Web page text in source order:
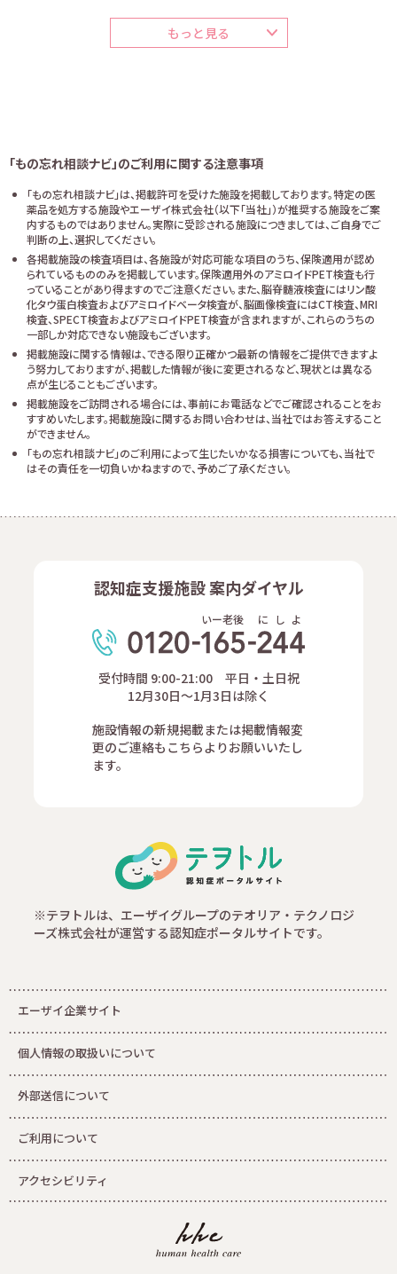
もっと見る
「もの忘れ相談ナビ」のご利用に関する注意事項
「もの忘れ相談ナビ」は、掲載許可を受けた施設を掲載しております。特定の医
薬品を処方する施設やエーザイ株式会社（以下「当社」）が推奨する施設をご案
内するものではありません。実際に受診される施設につきましては、ご自身でご
判断の上、選択してください。
各掲載施設の検査項目は、各施設が対応可能な項目のうち、保険適用が認め
られているもののみを掲載しています。保険適用外のアミロイドPET検査も行
っていることがあり得ますのでご注意ください。また、脳脊髄液検査にはリン酸
化タウ蛋白検査およびアミロイドベータ検査が、脳画像検査にはCT検査、MRI
検査、SPECT検査およびアミロイドPET検査が含まれますが、これらのうちの
一部しか対応できない施設もございます。
掲載施設に関する情報は、できる限り正確かつ最新の情報をご提供できますよ
う努力しておりますが、掲載した情報が後に変更されるなど、現状とは異なる
点が生じることもございます。
掲載施設をご訪問される場合には、事前にお電話などでご確認されることをお
すすめいたします。掲載施設に関するお問い合わせは、当社ではお答えすること
ができません。
「もの忘れ相談ナビ」のご利用によって生じたいかなる損害についても、当社で
はその責任を一切負いかねますので、予めご了承ください。
認知症支援施設 案内ダイヤル
いー老後 に し よ
受付時間 9:00-21:00 平日・土日祝
12月30日～1月3日は除く
施設情報の新規掲載または掲載情報変
更のご連絡もこちらよりお願いいたし
ます。
※テヲトルは、エーザイグループのテオリア・テクノロジ
ーズ株式会社が運営する認知症ポータルサイトです。
エーザイ企業サイト
個人情報の取扱いについて
外部送信について
ご利用について
アクセシビリティ